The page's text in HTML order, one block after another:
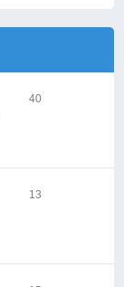
40
13